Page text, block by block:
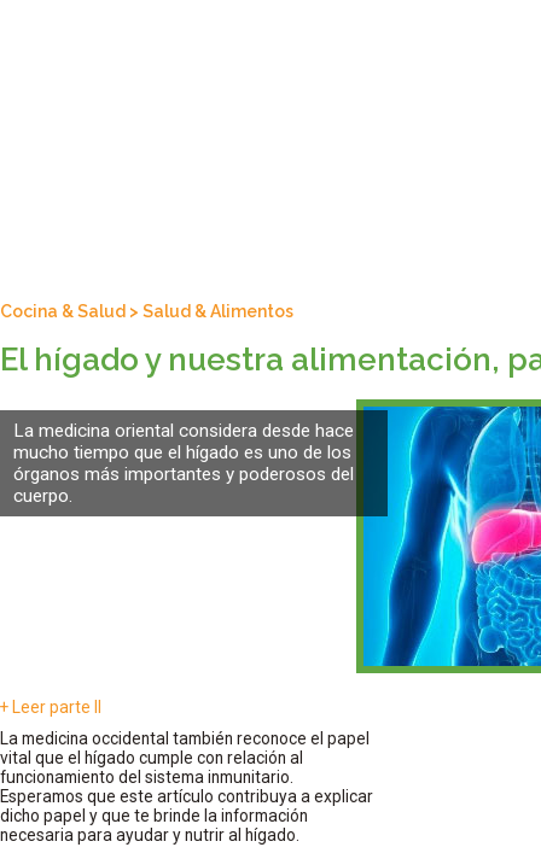
Cocina & Salud > Salud & Alimentos
El hígado y nuestra alimentación,
La medicina oriental considera desde hace
mucho tiempo que el hígado es uno de los
órganos más importantes y poderosos del
cuerpo.
+ Leer parte II
La medicina occidental también reconoce el papel
vital que el hígado cumple con relación al
funcionamiento del sistema inmunitario.
Esperamos que este artículo contribuya a explicar
dicho papel y que te brinde la información
necesaria para ayudar y nutrir al hígado.